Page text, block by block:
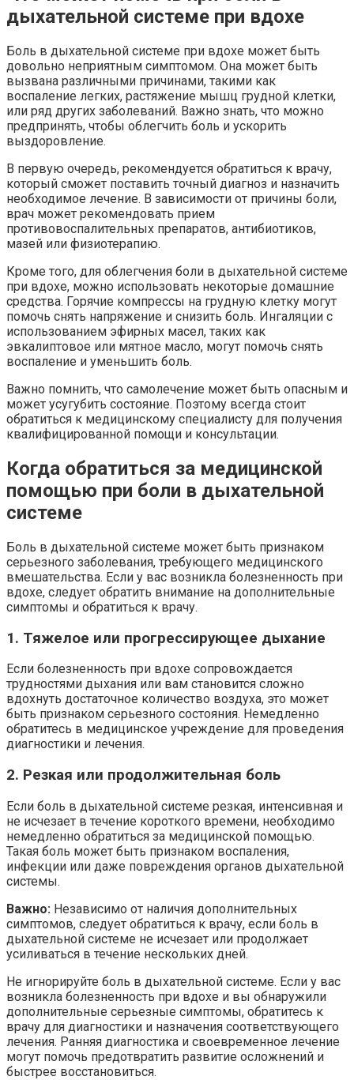
дыхательной системе при вдохе
Боль в дыхательной системе при вдохе может быть
довольно неприятным симптомом. Она может быть
вызвана различными причинами, такими как
воспаление легких, растяжение мышц грудной клетки,
или ряд других заболеваний. Важно знать, что можно
предпринять, чтобы облегчить боль и ускорить
выздоровление.
В первую очередь, рекомендуется обратиться к врачу,
который сможет поставить точный диагноз и назначить
необходимое лечение. В зависимости от причины боли,
врач может рекомендовать прием
противовоспалительных препаратов, антибиотиков,
мазей или физиотерапию.
Кроме того, для облегчения боли в дыхательной системе
при вдохе, можно использовать некоторые домашние
средства. Горячие компрессы на грудную клетку могут
помочь снять напряжение и снизить боль. Ингаляции с
использованием эфирных масел, таких как
эвкалиптовое или мятное масло, могут помочь снять
воспаление и уменьшить боль.
Важно помнить, что самолечение может быть опасным и
может усугубить состояние. Поэтому всегда стоит
обратиться к медицинскому специалисту для получения
квалифицированной помощи и консультации.
Когда обратиться за медицинской
помощью при боли в дыхательной
системе
Боль в дыхательной системе может быть признаком
серьезного заболевания, требующего медицинского
вмешательства. Если у вас возникла болезненность при
вдохе, следует обратить внимание на дополнительные
симптомы и обратиться к врачу.
1. Тяжелое или прогрессирующее дыхание
Если болезненность при вдохе сопровождается
трудностями дыхания или вам становится сложно
вдохнуть достаточное количество воздуха, это может
быть признаком серьезного состояния. Немедленно
обратитесь в медицинское учреждение для проведения
диагностики и лечения.
2. Резкая или продолжительная боль
Если боль в дыхательной системе резкая, интенсивная и
не исчезает в течение короткого времени, необходимо
немедленно обратиться за медицинской помощью.
Такая боль может быть признаком воспаления,
инфекции или даже повреждения органов дыхательной
системы.
Важно: Независимо от наличия дополнительных
симптомов, следует обратиться к врачу, если боль в
дыхательной системе не исчезает или продолжает
усиливаться в течение нескольких дней.
Не игнорируйте боль в дыхательной системе. Если у вас
возникла болезненность при вдохе и вы обнаружили
дополнительные серьезные симптомы, обратитесь к
врачу для диагностики и назначения соответствующего
лечения. Ранняя диагностика и своевременное лечение
могут помочь предотвратить развитие осложнений и
быстрее восстановиться.